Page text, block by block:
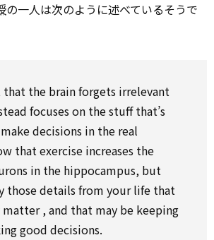
の一人は次のように述べているそうで
that the brain forgets irrelevant
focuses on thestuffthat’s
makedecisions in the real
that exercise increases the
in the hippocampus, but
those details from your life that
matter, and that may be keeping
good decisions.